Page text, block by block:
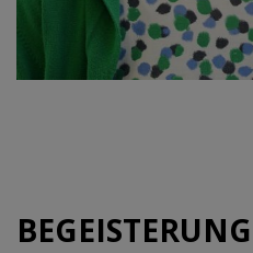
BEGEISTERUNG